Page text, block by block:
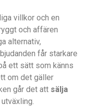
villkor och en
och affären
alternativ,
får starkare
ett sätt som känns
om det gäller
går det att sälja